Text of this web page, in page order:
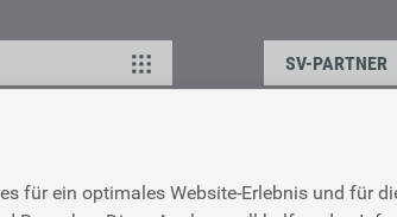
für ein optimales Website-Erlebnis und für
SV-PARTNER
Barrierefreiheitserklärung Cookie-Erklärung